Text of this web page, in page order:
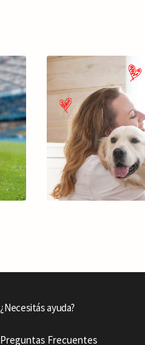
¿Necesitás ayuda?
Preguntas Frecuentes